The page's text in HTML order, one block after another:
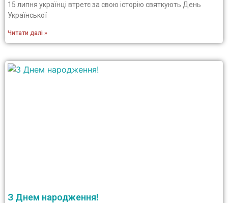
15 липня українці втретє за свою історію святкують День
Української
Читати далі »
З Днем народження!